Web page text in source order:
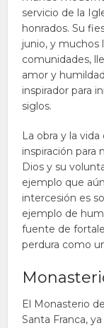
servicio de la
honrados. Su
junio, y muchos
comunidades,
amor y
inspirador para
siglos.
La obra y la
inspiración para
Dios y su
ejemplo que
intercesión es
ejemplo de
fuente de
perdura como
El Monasterio
Santa Franca,